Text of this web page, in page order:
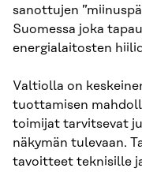
sanottujen
Suomessa joka
energialaitosten
Valtiolla on
tuottamisen
toimijat tarvitsevat
näkymän tulevaan.
tavoitteet teknisille